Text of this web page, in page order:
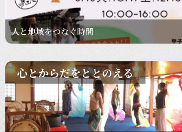
人と地域をつなぐ時間
心とからだをととのえる